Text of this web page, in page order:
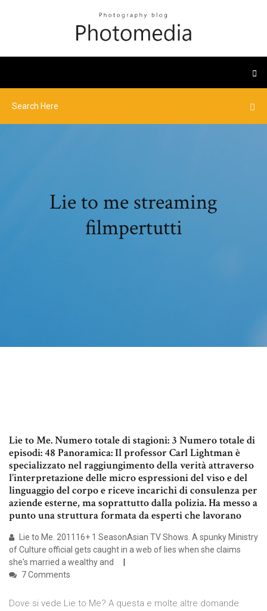
Lie to me streaming
filmpertutti
Lie to Me. Numero totale di stagioni: 3 Numero totale di
episodi: 48 Panoramica: Il professor Carl Lightman è
specializzato nel raggiungimento della verità attraverso
l’interpretazione delle micro espressioni del viso e del
linguaggio del corpo e riceve incarichi di consulenza per
aziende esterne, ma soprattutto dalla polizia. Ha messo a
punto una struttura formata da esperti che lavorano
Lie to Me. 201116+ 1 SeasonAsian TV Shows. A spunky Ministry
of Culture official gets caught in a web of lies when she claims
she's married a wealthy and
7 Comments
Dove si vede Lie to Me? A questa e molte altre domande